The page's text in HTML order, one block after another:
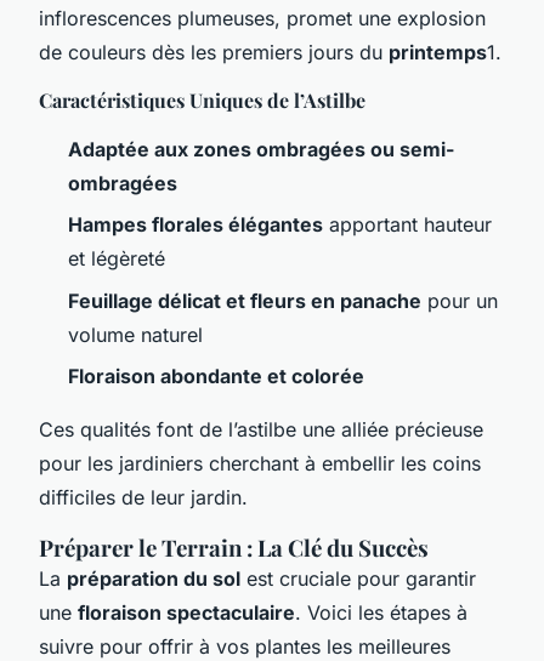
inflorescences plumeuses, promet une explosion
de couleurs dès les premiers jours du printemps1.
Caractéristiques Uniques de l’Astilbe
Adaptée aux zones ombragées ou semi-
ombragées
Hampes florales élégantes apportant hauteur
et légèreté
Feuillage délicat et fleurs en panache pour un
volume naturel
Floraison abondante et colorée
Ces qualités font de l’astilbe une alliée précieuse
pour les jardiniers cherchant à embellir les coins
difficiles de leur jardin.
Préparer le Terrain : La Clé du Succès
La préparation du sol est cruciale pour garantir
une floraison spectaculaire. Voici les étapes à
suivre pour offrir à vos plantes les meilleures